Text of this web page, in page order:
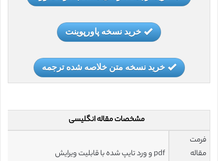
خرید نسخه پاورپوینت
خرید نسخه متن خلاصه شده ترجمه
مشخصات مقاله انگلیسی
فرمت
مقاله
pdf و ورد تایپ شده با قابلیت ویرایش